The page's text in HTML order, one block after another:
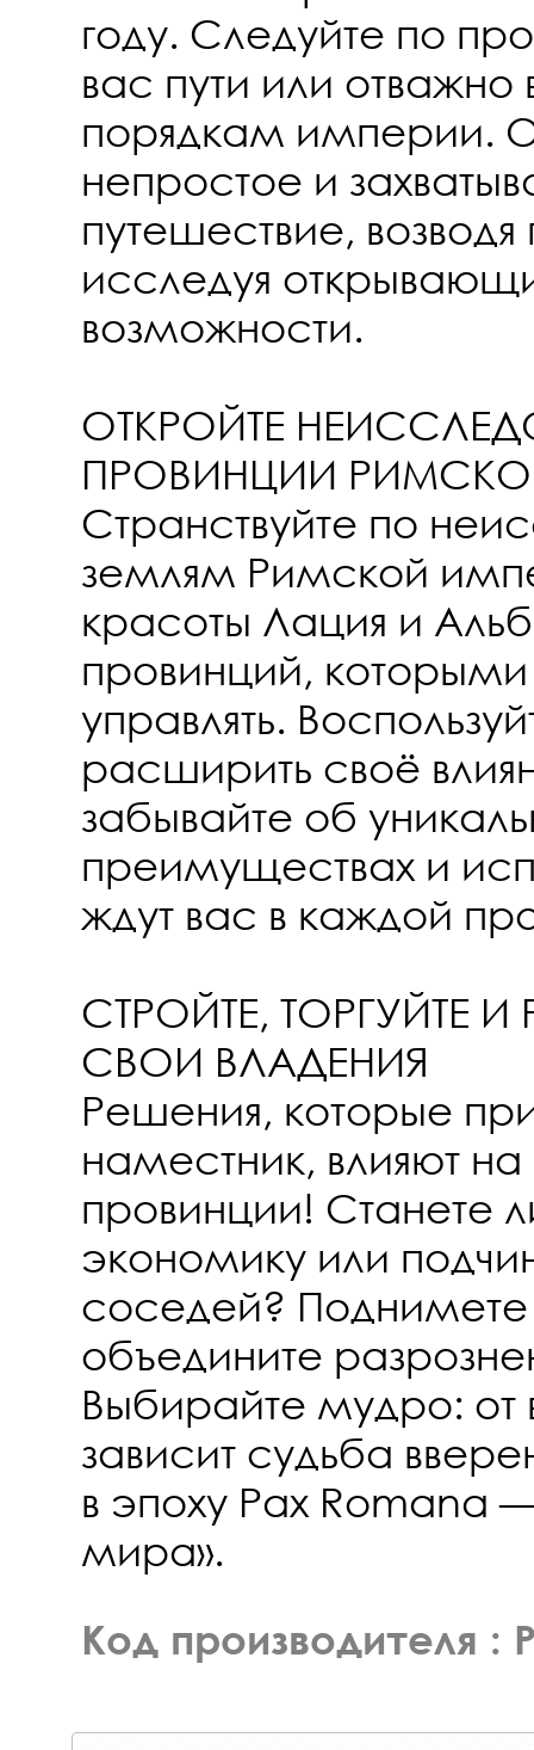
году. Следуйте по
вас пути или отважно
порядкам империи.
непростое и
путешествие,
исследуя
возможности.
ОТКРОЙТЕ
ПРОВИНЦИИ
Странствуйте по
землям Римской
красоты Лация и
провинций,
управлять.
расширить своё
забывайте об
преимуществах и
ждут вас в каждой
СТРОЙТЕ, ТОРГУЙТЕ
СВОИ ВЛАДЕНИЯ
Решения, которые
наместник, влияют
провинции! Станете
экономику или
соседей? Поднимете
объедините
Выбирайте мудро:
зависит судьба
в эпоху Pax Romana
мира».
Код производителя :